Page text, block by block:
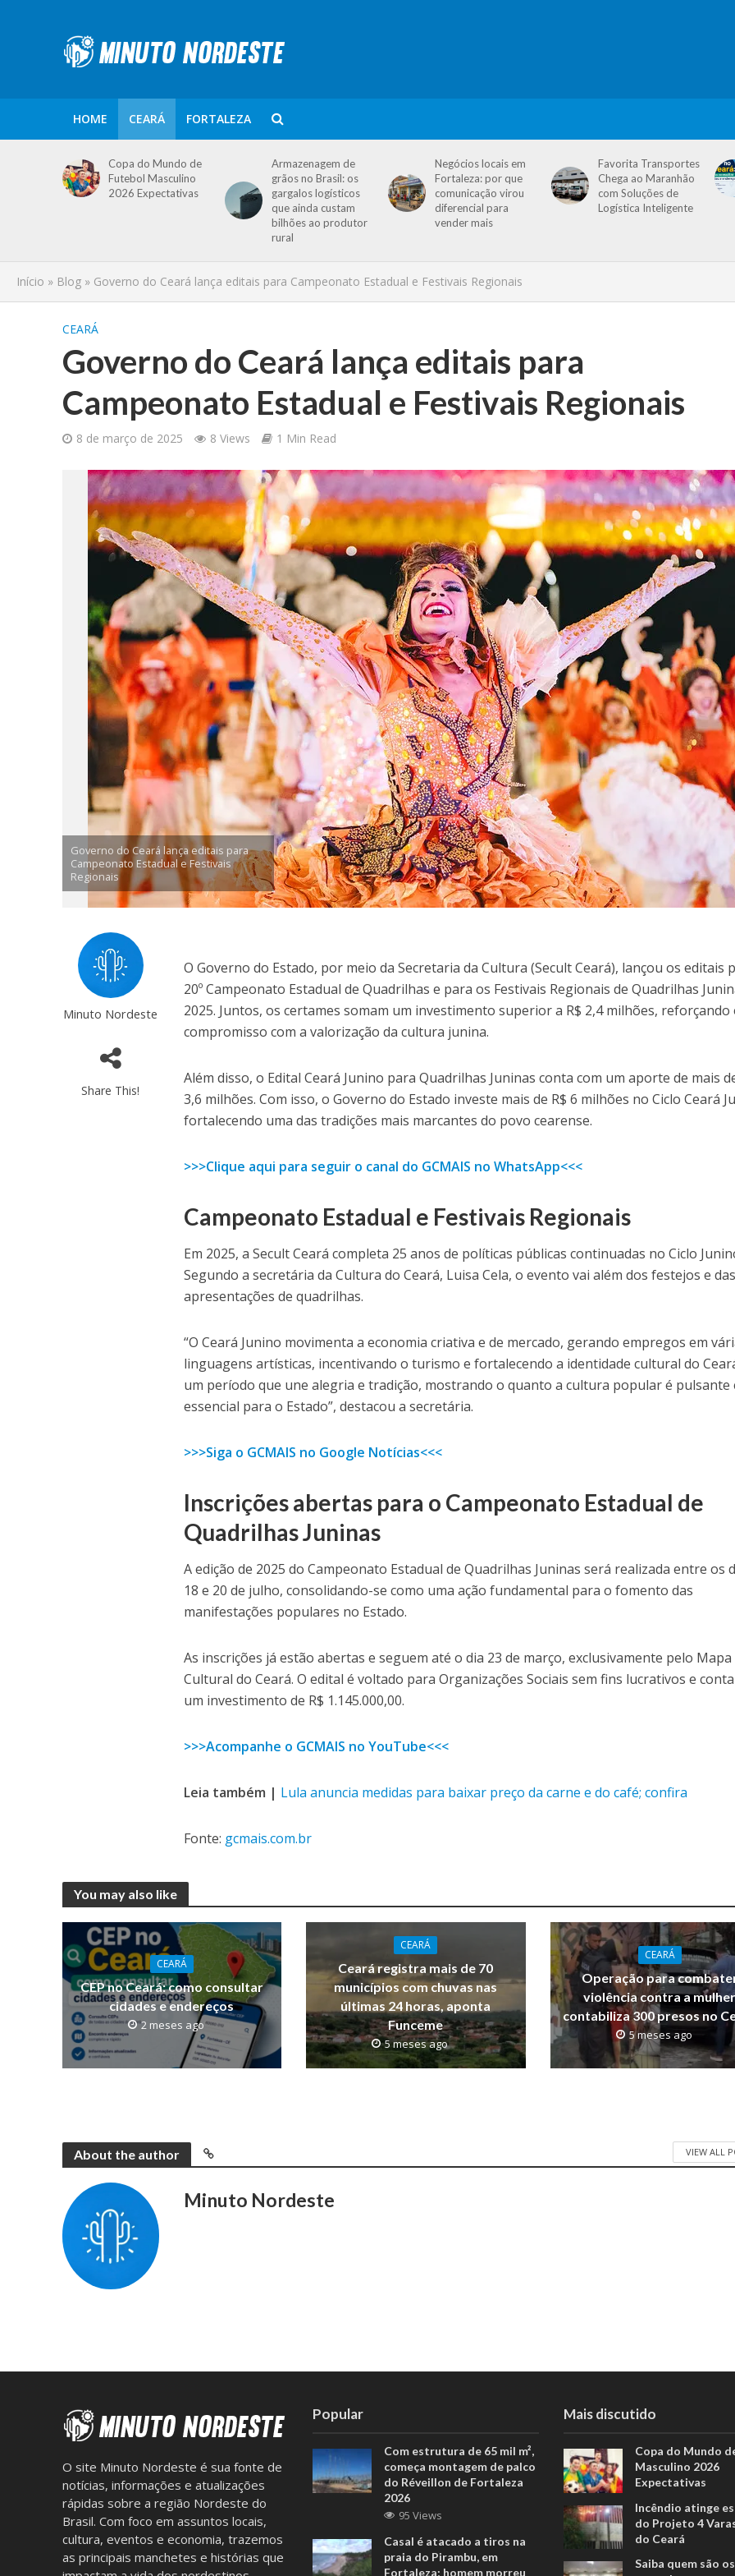
HOME CEARÁ FORTALEZA
Copa do Mundo de
Futebol Masculino
2026 Expectativas
Armazenagem de
grãos no Brasil: os
gargalos logísticos
que ainda custam
bilhões ao produtor
rural
Negócios locais em
Fortaleza: por que
comunicação virou
diferencial para
vender mais
Favorita Transportes
Chega ao Maranhão
com Soluções de
Logística Inteligente
Início » Blog » Governo do Ceará lança editais para Campeonato Estadual e Festivais Regionais
CEARÁ
Governo do Ceará lança editais para
Campeonato Estadual e Festivais Regionais
8 de março de 2025 8 Views 1 Min Read
Governo do Ceará lança editais para
Campeonato Estadual e Festivais
Regionais
Minuto Nordeste
Share This!
O Governo do Estado, por meio da Secretaria da Cultura (Secult Ceará), lançou os editais
20º Campeonato Estadual de Quadrilhas e para os Festivais Regionais de Quadrilhas
2025. Juntos, os certames somam um investimento superior a R$ 2,4 milhões, reforçando
compromisso com a valorização da cultura junina.
Além disso, o Edital Ceará Junino para Quadrilhas Juninas conta com um aporte de mais
3,6 milhões. Com isso, o Governo do Estado investe mais de R$ 6 milhões no Ciclo Ceará
fortalecendo uma das tradições mais marcantes do povo cearense.
>>>Clique aqui para seguir o canal do GCMAIS no WhatsApp<<<
Campeonato Estadual e Festivais Regionais
Em 2025, a Secult Ceará completa 25 anos de políticas públicas continuadas no Ciclo
Segundo a secretária da Cultura do Ceará, Luisa Cela, o evento vai além dos festejos e das
apresentações de quadrilhas.
“O Ceará Junino movimenta a economia criativa e de mercado, gerando empregos em
linguagens artísticas, incentivando o turismo e fortalecendo a identidade cultural do
um período que une alegria e tradição, mostrando o quanto a cultura popular é pulsante
essencial para o Estado”, destacou a secretária.
>>>Siga o GCMAIS no Google Notícias<<<
Inscrições abertas para o Campeonato Estadual de
Quadrilhas Juninas
A edição de 2025 do Campeonato Estadual de Quadrilhas Juninas será realizada entre os
18 e 20 de julho, consolidando-se como uma ação fundamental para o fomento das
manifestações populares no Estado.
As inscrições já estão abertas e seguem até o dia 23 de março, exclusivamente pelo Mapa
Cultural do Ceará. O edital é voltado para Organizações Sociais sem fins lucrativos e
um investimento de R$ 1.145.000,00.
>>>Acompanhe o GCMAIS no YouTube<<<
Leia também | Lula anuncia medidas para baixar preço da carne e do café; confira
Fonte: gcmais.com.br
You may also like
CEARÁ
CEP no Ceará: como consultar
cidades e endereços
2 meses ago
CEARÁ
Ceará registra mais de 70
municípios com chuvas nas
últimas 24 horas, aponta
Funceme
5 meses ago
CEARÁ
Operação para
violência contra a
contabiliza 300 presos no
5 meses ago
About the author VIEW ALL
Minuto Nordeste
O site Minuto Nordeste é sua fonte de
notícias, informações e atualizações
rápidas sobre a região Nordeste do
Brasil. Com foco em assuntos locais,
cultura, eventos e economia, trazemos
as principais manchetes e histórias que
Popular
Com estrutura de 65 mil m²,
começa montagem de palco
do Réveillon de Fortaleza
2026
95 Views
Casal é atacado a tiros na
praia do Pirambu, em
Fortaleza; homem morreu
Mais discutido
Copa do Mundo
Masculino 2026
Expectativas
Incêndio atinge
do Projeto 4
do Ceará
Saiba quem são os